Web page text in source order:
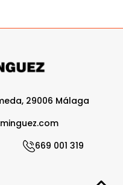
29006 Málaga
669 001 319